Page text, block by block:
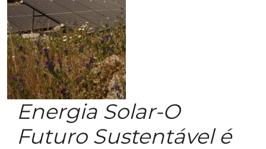
Energia Solar-O
Futuro Sustentável é